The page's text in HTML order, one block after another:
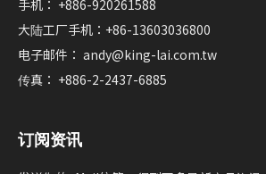
手机： +886-920261588
大陆工厂手机：+86-13603036800
电子邮件： andy@king-lai.com.tw
传真： +886-2-2437-6885
订阅资讯